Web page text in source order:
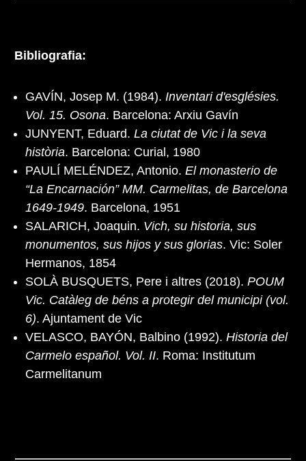
Bibliografia:
GAVÍN, Josep M. (1984). Inventari d'esglésies.
Vol. 15. Osona. Barcelona: Arxiu Gavín
JUNYENT, Eduard. La ciutat de Vic i la seva
història. Barcelona: Curial, 1980
PAULÍ MELÉNDEZ, Antonio. El monasterio de
“La Encarnación” MM. Carmelitas, de Barcelona
1649-1949. Barcelona, 1951
SALARICH, Joaquin. Vich, su historia, sus
monumentos, sus hijos y sus glorias. Vic: Soler
Hermanos, 1854
SOLÀ BUSQUETS, Pere i altres (2018). POUM
Vic. Catàleg de béns a protegir del municipi (vol.
6). Ajuntament de Vic
VELASCO, BAYÓN, Balbino (1992). Historia del
Carmelo español. Vol. II. Roma: Institutum
Carmelitanum